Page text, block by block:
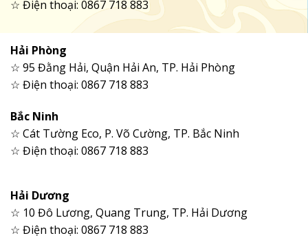
☆ Điện thoại: 0867 718 883
Hải Phòng
☆ 95 Đằng Hải, Quận Hải An, TP. Hải Phòng
☆ Điện thoại: 0867 718 883
Bắc Ninh
☆ Cát Tường Eco, P. Võ Cường, TP. Bắc Ninh
☆ Điện thoại: 0867 718 883
Hải Dương
☆ 10 Đô Lương, Quang Trung, TP. Hải Dương
☆ Điện thoại: 0867 718 883